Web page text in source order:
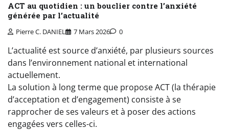
ACT au quotidien : un bouclier contre l’anxiété
générée par l’actualité
Pierre C. DANIEL 7 Mars 2026 0
L’actualité est source d’anxiété, par plusieurs sources
dans l’environnement national et international
actuellement.
La solution à long terme que propose ACT (la thérapie
d’acceptation et d’engagement) consiste à se
rapprocher de ses valeurs et à poser des actions
engagées vers celles-ci.